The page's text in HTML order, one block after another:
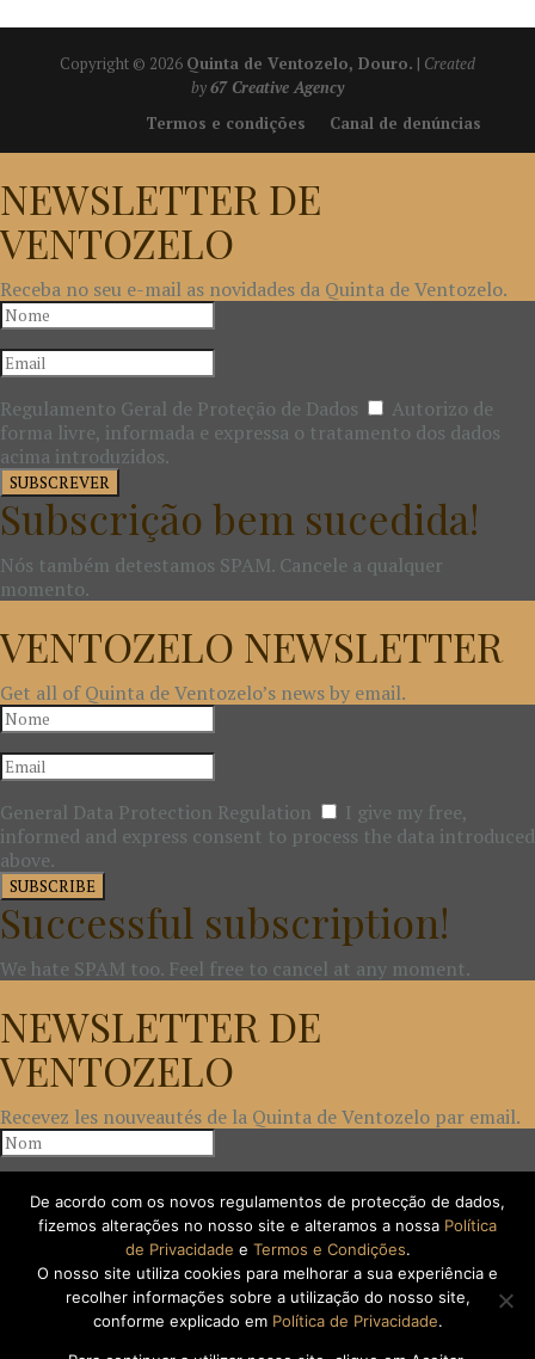
Copyright © 2026 Quinta de Ventozelo, Douro. | Created
by67 Creative Agency
Canal de denúncias
Termos e condições
NEWSLETTER DE
VENTOZELO
Receba no seu e-mail as novidades da Quinta de Ventozelo.
Regulamento Geral de Proteção de Dados
Autorizo de
forma livre, informada e expressa o tratamento dos dados
acima introduzidos.
SUBSCREVER
Subscrição bem sucedida!
Nós também detestamos SPAM. Cancele a qualquer
momento.
VENTOZELO NEWSLETTER
Get all of Quinta de Ventozelo’s news by email.
General Data Protection Regulation
I give my free,
informed and express consent to process the data introduced
above.
SUBSCRIBE
Successful subscription!
We hate SPAM too. Feel free to cancel at any moment.
NEWSLETTER DE
VENTOZELO
Recevez les nouveautés de la Quinta de Ventozelo par email.
Règlement Général de la Protection des Données
Je donne
mon consentement libre, éclairé et express pour les données
introduites soient traitées.
SOUSCRIRE
Abonnement réussi!
De acordo com os novos regulamentos de protecção de dados,
fizemos alterações no nosso site e alteramos a nossa Política
de Privacidade e Termos e Condições.
O nosso site utiliza cookies para melhorar a sua experiência e
recolher informações sobre a utilização do nosso site,
conforme explicado em Política de Privacidade.